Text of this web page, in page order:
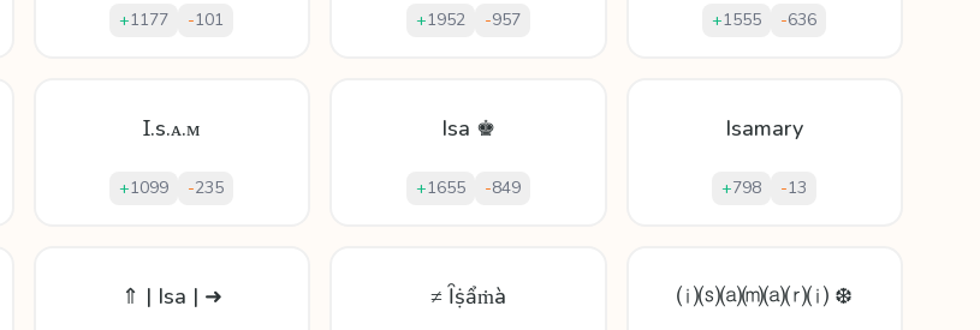
+1177 -101 +1952 -957 +1555 -636
Ɪ.s.ᴀ.ᴍ
+1099 -235
Isa ♚
+1655 -849
Isamary
+798 -13
⇑ | Isa | ➜ ≠ Ȋṩẩṁà ⒤⒮⒜⒨⒜⒭⒤ ❆